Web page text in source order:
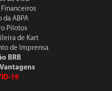
da ABPA
Pilotos
de Kart
de Imprensa
BRB
19